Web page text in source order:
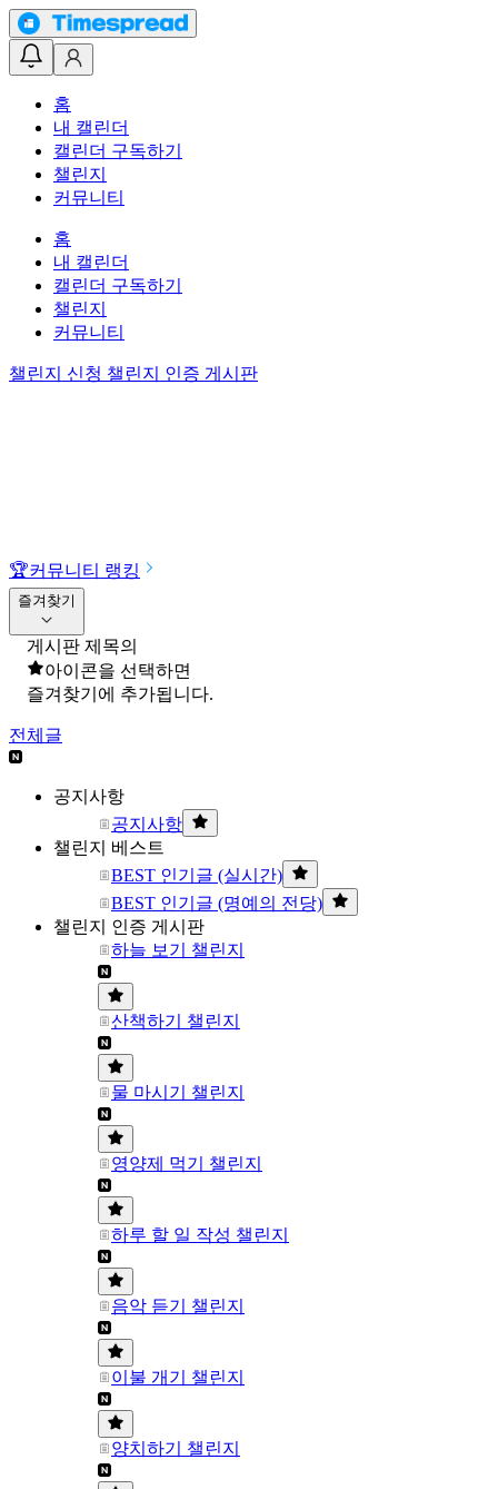
홈
내 캘린더
캘린더 구독하기
챌린지
커뮤니티
홈
내 캘린더
캘린더 구독하기
챌린지
커뮤니티
챌린지 신청 챌린지 인증 게시판
🏆커뮤니티 랭킹
즐겨찾기
게시판 제목의
아이콘을 선택하면
즐겨찾기에 추가됩니다.
전체글
공지사항
공지사항
챌린지 베스트
BEST 인기글 (실시간)
BEST 인기글 (명예의 전당)
챌린지 인증 게시판
하늘 보기 챌린지
산책하기 챌린지
물 마시기 챌린지
영양제 먹기 챌린지
하루 할 일 작성 챌린지
음악 듣기 챌린지
이불 개기 챌린지
양치하기 챌린지